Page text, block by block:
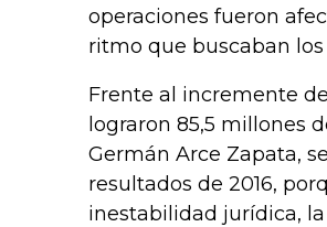
operaciones fueron
ritmo que buscaban
Frente al incremente
lograron 85,5 millones
Germán Arce Zapata,
resultados de 2016,
inestabilidad jurídica,